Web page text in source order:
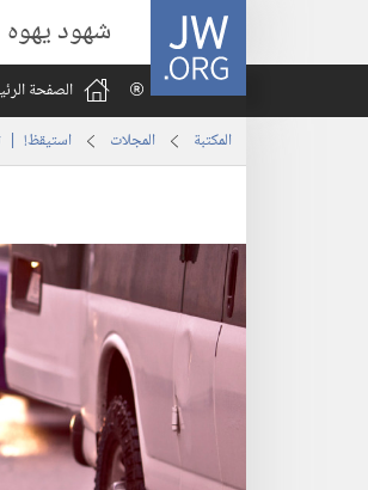
JW.ORG شهود يهوه
الصفحة
المكتبة المجلات استيقظ‏!‏ | ‏‎تموز/يوليو‏ ‏‎٢٠١٤‏